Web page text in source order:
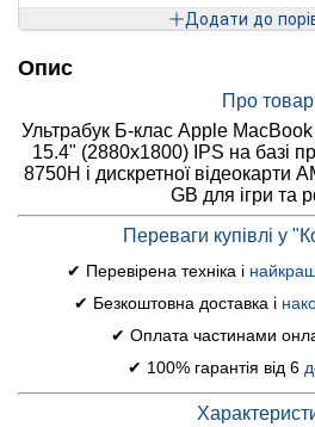
Додати до
Опис
Про товар
Ультрабук Б-клас Apple
15.4" (2880x1800) IPS на базі
8750H і дискретної відеокарти
GB для ігри та
Переваги купівлі у
✔ Перевірена техніка і
✔ Безкоштовна доставка і
✔ Оплата частинами
✔ 100% гарантія від 6